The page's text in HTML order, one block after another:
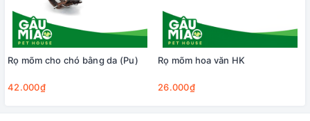
Rọ mõm cho chó bằng da (Pu)
42.000₫
Rọ mõm hoa văn HK
26.000₫